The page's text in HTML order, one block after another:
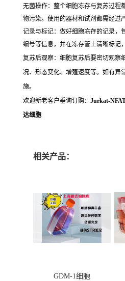
无菌操作：整个细胞冻存与复苏过程
物污染。使用的器材和试剂都需经过
记录与标记：做好细胞冻存的记录，
编号等信息，并在冻存管上清晰标记
复苏后观察：细胞复苏后要密切观察
况、形态变化、增殖速度等。如有异
施。
欢迎新老客户垂询订购： Jurkat-
达细胞
相关产品：
GDM-1细胞